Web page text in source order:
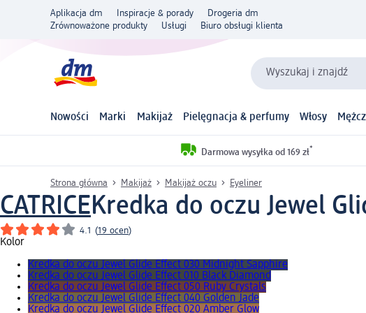
Aplikacja dm Inspiracje & porady
Drogeria dm
Zrównoważone produkty
Usługi Biuro obsługi klienta
Wyszukaj i znajdź
Nowości Marki Makijaż Pielęgnacja & perfumy Włosy
Darmowa wysyłka od 169 zł*
Strona główna Makijaż Makijaż oczu Eyeliner
CATRICEKredka do oczu Jewel
4.1 (19 ocen)
Kolor
Kredka do oczu Jewel Glide Effect 030 Midnight Sapphire
Kredka do oczu Jewel Glide Effect 010 Black Diamond
Kredka do oczu Jewel Glide Effect 050 Ruby Crystals
Kredka do oczu Jewel Glide Effect 040 Golden Jade
Kredka do oczu Jewel Glide Effect 020 Amber Glow